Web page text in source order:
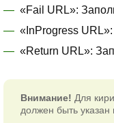
«Fail URL»:
«InProgress
«Return URL»:
Внимание! Для
должен быть указан